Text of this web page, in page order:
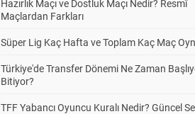
Hazırlık Maçı ve Dostluk Maçı Nedir? Resmî
Maçlardan Farkları
Süper Lig Kaç Hafta ve Toplam Kaç Maç
Türkiye'de Transfer Dönemi Ne Zaman
Bitiyor?
TFF Yabancı Oyuncu Kuralı Nedir? Güncel